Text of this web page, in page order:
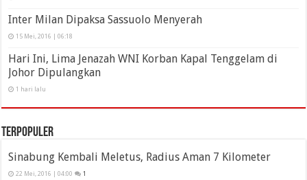
Inter Milan Dipaksa Sassuolo Menyerah
15 Mei, 2016 | 06:18
Hari Ini, Lima Jenazah WNI Korban Kapal Tenggelam di
Johor Dipulangkan
1 hari lalu
Terpopuler
Sinabung Kembali Meletus, Radius Aman 7 Kilometer
22 Mei, 2016 | 04:00 1